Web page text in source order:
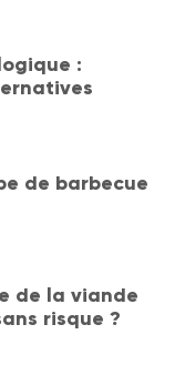
:
de barbecue
de la viande
risque ?